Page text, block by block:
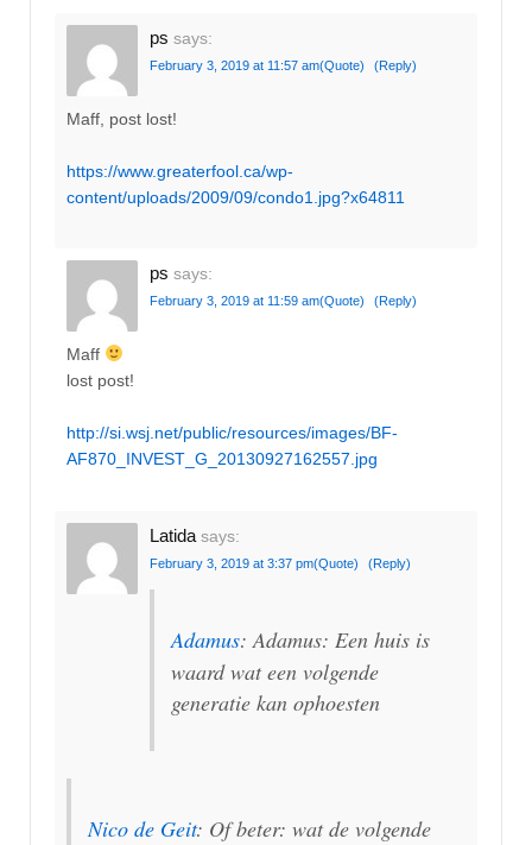
ps says:
February 3, 2019 at 11:57 am(Quote) (Reply)
Maff, post lost!
https://www.greaterfool.ca/wp-
content/uploads/2009/09/condo1.jpg?x64811
ps says:
February 3, 2019 at 11:59 am(Quote) (Reply)
Maff
lost post!
http://si.wsj.net/public/resources/images/BF-
AF870_INVEST_G_20130927162557.jpg
Latida says:
February 3, 2019 at 3:37 pm(Quote) (Reply)
Adamus: Adamus: Een huis is
waard wat een volgende
generatie kan ophoesten
Nico de Geit: Of beter: wat de volgende